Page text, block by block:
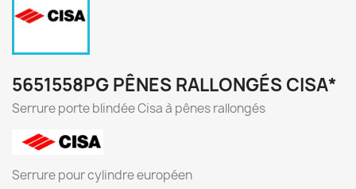
5651558PG PÊNES RALLONGÉS CISA*
Serrure porte blindée Cisa à pênes rallongés
Serrure pour cylindre européen